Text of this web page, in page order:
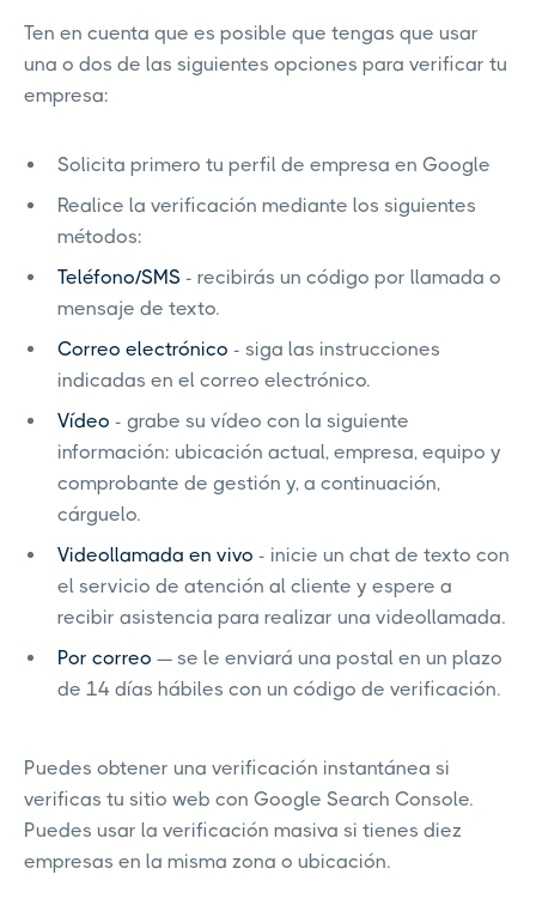
Ten en cuenta que es posible que tengas que usar
una o dos de las siguientes opciones para verificar tu
empresa:
Solicita primero tu perfil de empresa en Google
Realice la verificación mediante los siguientes
métodos:
Teléfono/SMS - recibirás un código por llamada o
mensaje de texto.
Correo electrónico - siga las instrucciones
indicadas en el correo electrónico.
Vídeo - grabe su vídeo con la siguiente
información: ubicación actual, empresa, equipo y
comprobante de gestión y, a continuación,
cárguelo.
Videollamada en vivo - inicie un chat de texto con
el servicio de atención al cliente y espere a
recibir asistencia para realizar una videollamada.
Por correo — se le enviará una postal en un plazo
de 14 días hábiles con un código de verificación.
Puedes obtener una verificación instantánea si
verificas tu sitio web con Google Search Console.
Puedes usar la verificación masiva si tienes diez
empresas en la misma zona o ubicación.